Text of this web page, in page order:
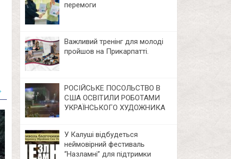
перемоги
Важливий тренінг для молоді
пройшов на Прикарпатті.
РОСІЙСЬКЕ ПОСОЛЬСТВО В
США ОСВІТИЛИ РОБОТАМИ
УКРАЇНСЬКОГО ХУДОЖНИКА
У Калуші відбудеться
неймовірний фестиваль
“Назламні” для підтримки